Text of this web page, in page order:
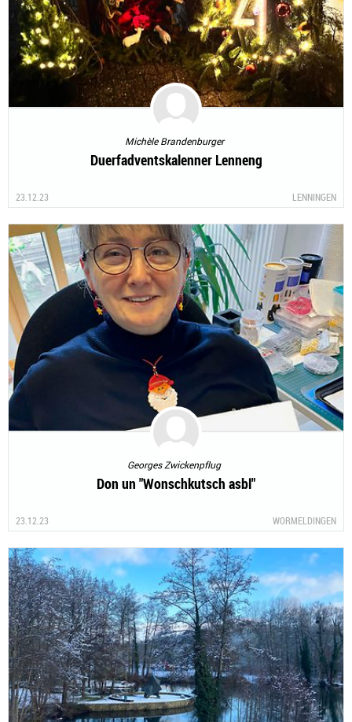
Michèle Brandenburger
Duerfadventskalenner Lenneng
23.12.23 LENNINGEN
Georges Zwickenpflug
Don un "Wonschkutsch asbl"
23.12.23 WORMELDINGEN